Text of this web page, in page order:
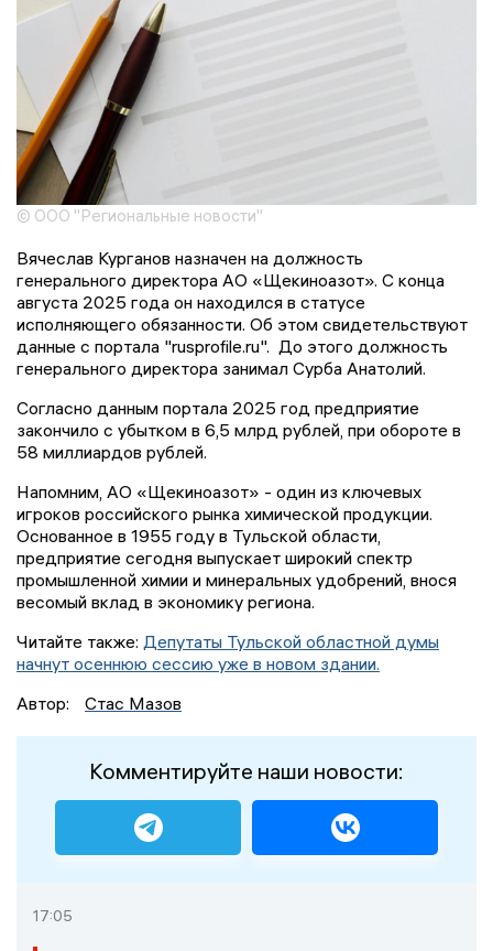
© ООО "Региональные новости"
Вячеслав Курганов назначен на должность
генерального директора АО «Щекиноазот». С конца
августа 2025 года он находился в статусе
исполняющего обязанности. Об этом свидетельствуют
данные с портала "rusprofile.ru". До этого должность
генерального директора занимал Сурба Анатолий.
Согласно данным портала 2025 год предприятие
закончило с убытком в 6,5 млрд рублей, при обороте в
58 миллиардов рублей.
Напомним, АО «Щекиноазот» - один из ключевых
игроков российского рынка химической продукции.
Основанное в 1955 году в Тульской области,
предприятие сегодня выпускает широкий спектр
промышленной химии и минеральных удобрений, внося
весомый вклад в экономику региона.
Читайте также: Депутаты Тульской областной думы
начнут осеннюю сессию уже в новом здании.
Автор:
Стас Мазов
Комментируйте наши новости:
17:05